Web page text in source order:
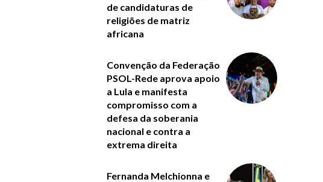
de candidaturas de
religiões de matriz
africana
Convenção da Federação
PSOL-Rede aprova apoio
a Lula e manifesta
compromisso com a
defesa da soberania
nacional e contra a
extrema direita
Fernanda Melchionna e